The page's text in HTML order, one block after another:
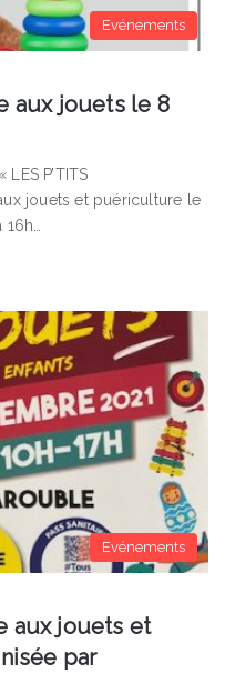
Evénements
aux jouets le 8
LES P’TITS
jouets et puériculture le
Evénements
aux jouets et
par